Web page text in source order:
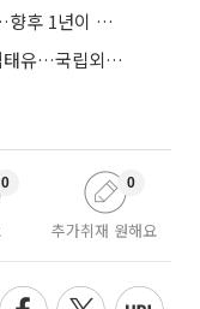
李 "메가프로젝트 속도전 넘어 전격전…향후 1년이 골든타임"
이 대통령, 규제합리화위 부위원장에 김태유…국립외교원장 김흥규
0
추가취재 원해요
0